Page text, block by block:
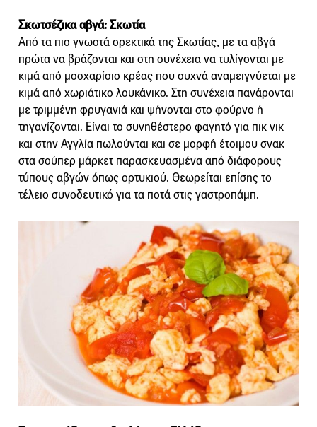
Σκωτσέζικα αβγά: Σκωτία
Από τα πιο γνωστά ορεκτικά της Σκωτίας, με τα αβγά
πρώτα να βράζονται και στη συνέχεια να τυλίγονται με
κιμά από μοσχαρίσιο κρέας που συχνά αναμειγνύεται με
κιμά από χωριάτικο λουκάνικο. Στη συνέχεια πανάρονται
με τριμμένη φρυγανιά και ψήνονται στο φούρνο ή
τηγανίζονται. Είναι το συνηθέστερο φαγητό για πικ νικ
και στην Αγγλία πωλούνται και σε μορφή έτοιμου σνακ
στα σούπερ μάρκετ παρασκευασμένα από διάφορους
τύπους αβγών όπως ορτυκιού. Θεωρείται επίσης το
τέλειο συνοδευτικό για τα ποτά στις γαστροπάμπ.